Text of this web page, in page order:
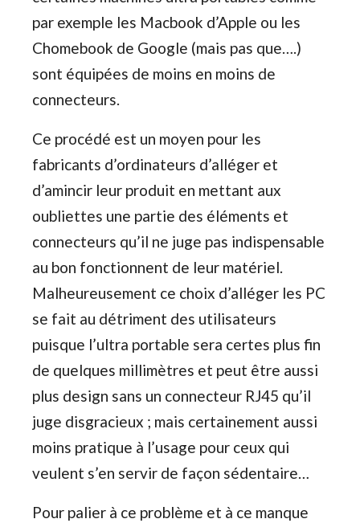
par exemple les Macbook d’Apple ou les
Chomebook de Google (mais pas que….)
sont équipées de moins en moins de
connecteurs.
Ce procédé est un moyen pour les
fabricants d’ordinateurs d’alléger et
d’amincir leur produit en mettant aux
oubliettes une partie des éléments et
connecteurs qu’il ne juge pas indispensable
au bon fonctionnent de leur matériel.
Malheureusement ce choix d’alléger les PC
se fait au détriment des utilisateurs
puisque l’ultra portable sera certes plus fin
de quelques millimètres et peut être aussi
plus design sans un connecteur RJ45 qu’il
juge disgracieux ; mais certainement aussi
moins pratique à l’usage pour ceux qui
veulent s’en servir de façon sédentaire…
Pour palier à ce problème et à ce manque